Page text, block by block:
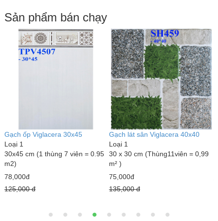
Sản phẩm bán chạy
ốp Viglacera 30x45
1
cm (1 thùng 7 viên = 0.95
đ
Gạch lát sân Viglacera 40x40
Loại 1
30 x 30 cm (Thùng11viên = 0,99
75,000đ
135,000 đ
Đá